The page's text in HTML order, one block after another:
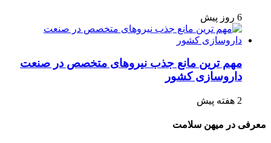
6 روز پیش
مهم ترین مانع جذب نیروهای متخصص در صنعت
داروسازی کشور
2 هفته پیش
معرفی در میهن سلامت